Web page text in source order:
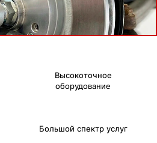
Высокоточное
оборудование
Большой спектр услуг